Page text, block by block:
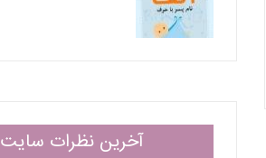
آخرین نظرات سایت